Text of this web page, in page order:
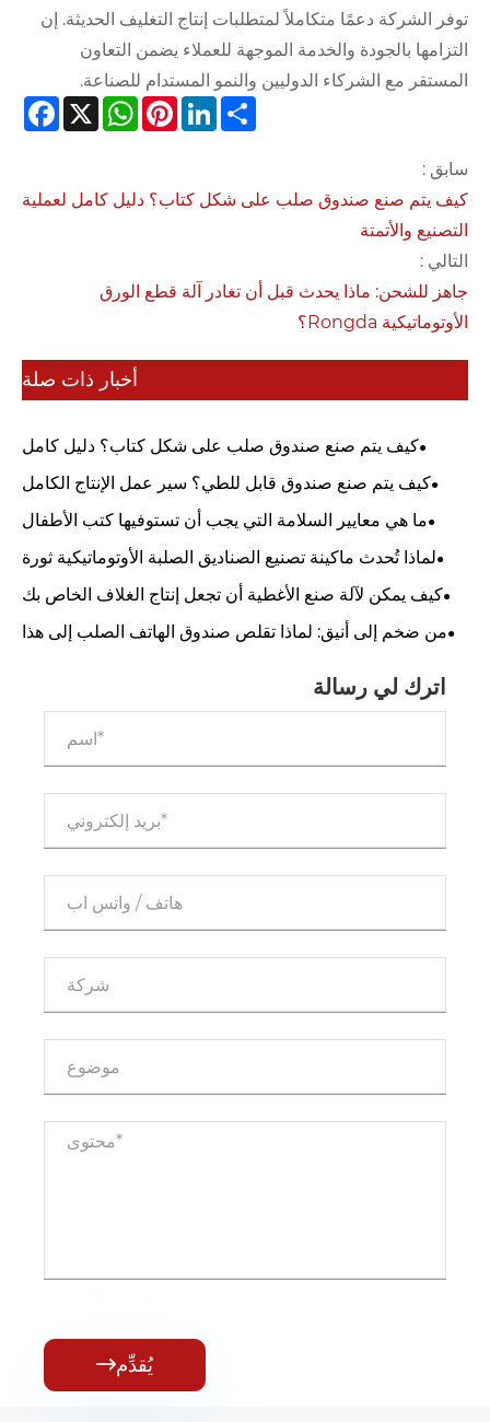
توفر الشركة دعمًا متكاملاً لمتطلبات إنتاج التغليف الحديثة. إن
التزامها بالجودة والخدمة الموجهة للعملاء يضمن التعاون
المستقر مع الشركاء الدوليين والنمو المستدام للصناعة.
X
WhatsAppPinterestLinkedInShare
سابق :
كيف يتم صنع صندوق صلب على شكل كتاب؟ دليل كامل لعملية
التصنيع والأتمتة
التالي :
جاهز للشحن: ماذا يحدث قبل أن تغادر آلة قطع الورق
الأوتوماتيكية Rongda؟
أخبار ذات صلة
كيف يتم صنع صندوق صلب على شكل كتاب؟ دليل كامل
لعملية التصنيع والأتمتة
كيف يتم صنع صندوق قابل للطي؟ سير عمل الإنتاج الكامل
ما هي معايير السلامة التي يجب أن تستوفيها كتب الأطفال
وصناديق الهدايا؟
لماذا تُحدث ماكينة تصنيع الصناديق الصلبة الأوتوماتيكية ثورة
في التغليف؟
كيف يمكن لآلة صنع الأغطية أن تجعل إنتاج الغلاف الخاص بك
مثاليًا؟
من ضخم إلى أنيق: لماذا تقلص صندوق الهاتف الصلب إلى هذا
اترك لي رسالة
يُقدِّم